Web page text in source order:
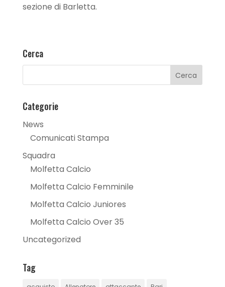
sezione di Barletta.
Cerca
Categorie
News
Comunicati Stampa
Squadra
Molfetta Calcio
Molfetta Calcio Femminile
Molfetta Calcio Juniores
Molfetta Calcio Over 35
Uncategorized
Tag